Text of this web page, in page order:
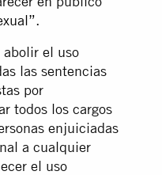
.
abolir el uso
las sentencias
por
todos los cargos
enjuiciadas
a cualquier
el uso